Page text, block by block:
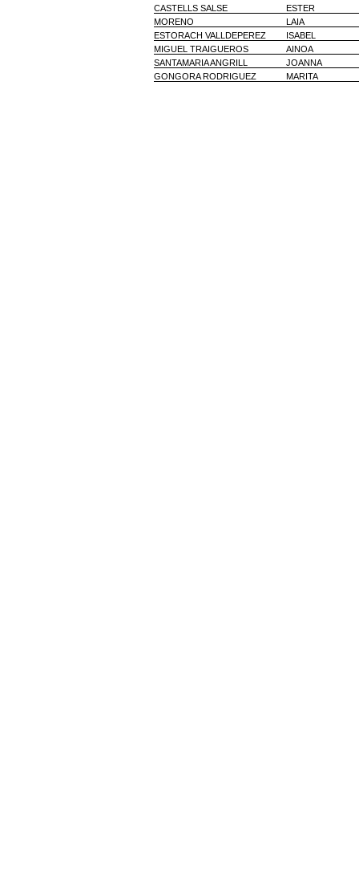
CASTELLS SALSE
ESTER
MORENO
LAIA
ESTORACH VALLDEPEREZ
ISABEL
MIGUEL TRAIGUEROS
AINOA
SANTAMARIA ANGRILL
JOANNA
GONGORA RODRIGUEZ
MARITA